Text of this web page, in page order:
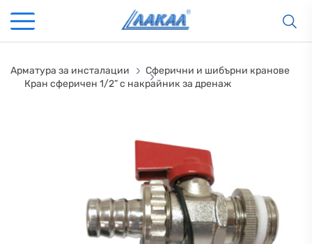
Арматура за инсталации
Сферични и шибърни кранове
Кран сфeричен 1/2” с накрайник за дренаж